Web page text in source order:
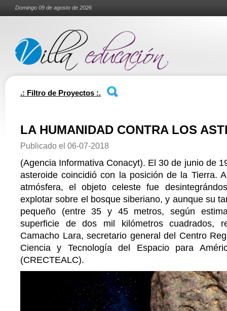
Domingo 09 de agosto de 2026
.: Filtro de Proyectos :.
LA HUMANIDAD CONTRA LOS
Publicado el 06-07-2018
(Agencia Informativa Conacyt). El 30 de junio de
asteroide coincidió con la posición de la Tierra.
atmósfera, el objeto celeste fue
explotar sobre el bosque siberiano, y aunque su
pequeño (entre 35 y 45 metros, según
superficie de dos mil kilómetros cuadrados,
Camacho Lara, secretario general del Centro
Ciencia y Tecnología del Espacio para
(CRECTEALC).